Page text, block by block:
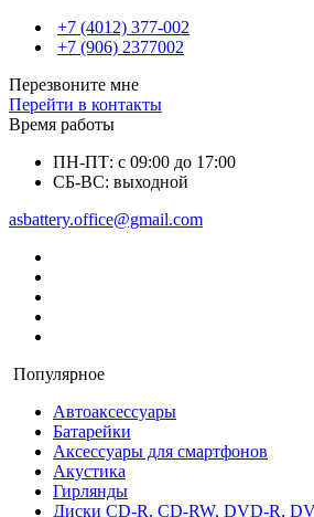
+7 (4012) 377-002
+7 (906) 2377002
Перезвоните мне
Перейти в контакты
Время работы
ПН-ПТ: с 09:00 до 17:00
СБ-ВС: выходной
asbattery.office@gmail.com
Популярное
Автоаксессуары
Батарейки
Аксессуары для смартфонов
Акустика
Гирлянды
Диски CD-R, CD-RW, DVD-R,